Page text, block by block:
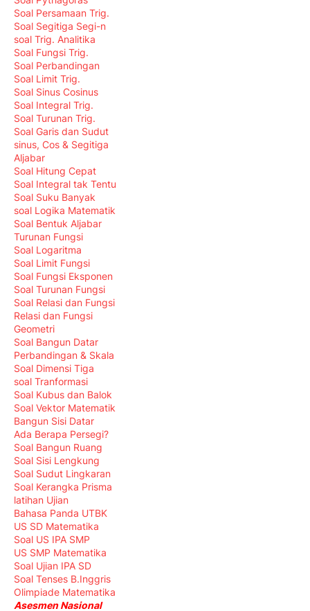
Soal Persamaan Trig.
Soal Segitiga Segi-n
soal Trig. Analitika
Soal Fungsi Trig.
Soal Perbandingan
Soal Limit Trig.
Soal Sinus Cosinus
Soal Integral Trig.
Soal Turunan Trig.
Soal Garis dan Sudut
sinus, Cos & Segitiga
Aljabar
Soal Hitung Cepat
Soal Integral tak Tentu
Soal Suku Banyak
soal Logika Matematik
Soal Bentuk Aljabar
Turunan Fungsi
Soal Logaritma
Soal Limit Fungsi
Soal Fungsi Eksponen
Soal Turunan Fungsi
Soal Relasi dan Fungsi
Relasi dan Fungsi
Geometri
Soal Bangun Datar
Perbandingan & Skala
Soal Dimensi Tiga
soal Tranformasi
Soal Kubus dan Balok
Soal Vektor Matematik
Bangun Sisi Datar
Ada Berapa Persegi?
Soal Bangun Ruang
Soal Sisi Lengkung
Soal Sudut Lingkaran
Soal Kerangka Prisma
latihan Ujian
Bahasa Panda UTBK
US SD Matematika
Soal US IPA SMP
US SMP Matematika
Soal Ujian IPA SD
Soal Tenses B.Inggris
Olimpiade Matematika
Asesmen Nasional